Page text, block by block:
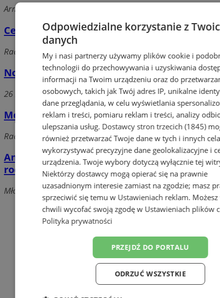
Armii Ludowej, 44-304 Wodzisław Śląski
Centrum Medyczne Medhouse
Radlińska, 44-300 Wodzisław Śląski
Novum s.c. Przychodnia NZOZ
26 Marca, 44-300 Wodzisław Śląski
Medhouse Centrum Medyczne
Radlińska, 44-300 Wodzisław Śląski
Amicus. NZOZ. Praktyka lekarza
rodzinnego. Domagała H.
Młodzieżowa, 44-373 Wodzisław Śląski
Dodaj firmę
Tworzenie stron www -
Wodzisław Śląski
Odpowiedzialne korzystanie z
danych
My i nasi partnerzy używamy plików cookie i
technologii do przechowywania i uzyskiwania
informacji na Twoim urządzeniu oraz do
osobowych, takich jak Twój adres IP, unikalne
dane przeglądania, w celu wyświetlania
reklam i treści, pomiaru reklam i treści, analizy
ulepszania usług. Dostawcy stron trzecich (1845)
również przetwarzać Twoje dane w tych i innych
wykorzystywać precyzyjne dane geolokalizacyjne i
urządzenia. Twoje wybory dotyczą wyłącznie tej
Niektórzy dostawcy mogą opierać się na prawnie
uzasadnionym interesie zamiast na zgodzie; masz
sprzeciwić się temu w Ustawieniach reklam.
chwili wycofać swoją zgodę w Ustawieniach plików
Polityka prywatności
PRZEJDŹ DO PORTALU
ODRZUĆ WSZYSTKIE